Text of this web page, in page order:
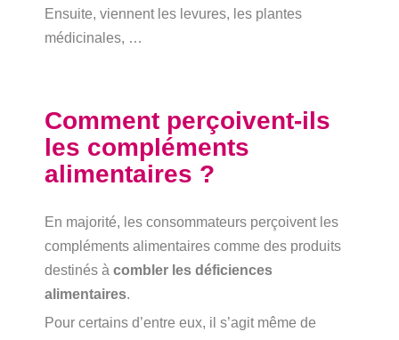
Ensuite, viennent les levures, les plantes
médicinales, …
Comment perçoivent-ils
les compléments
alimentaires ?
En majorité, les consommateurs perçoivent les
compléments alimentaires comme des produits
destinés à combler les déficiences
alimentaires.
Pour certains d’entre eux, il s’agit même de